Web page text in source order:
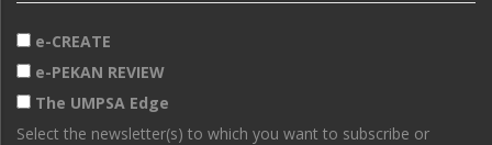
e-CREATE
e-PEKAN REVIEW
The UMPSA Edge
Select the newsletter(s) to which you want to subscribe or